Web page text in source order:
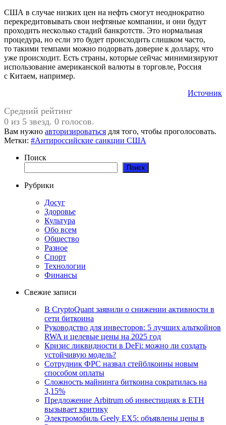
США в случае низких цен на нефть смогут неоднократно
перекредитовывать свои нефтяные компании, и они будут
проходить несколько стадий банкротств. Это нормальная
процедура, но если это будет происходить слишком часто,
то такими темпами можно подорвать доверие к доллару, что
уже происходит. Есть страны, которые сейчас минимизируют
использование американской валюты в торговле, Россия
с Китаем, например.
Источник
Средний рейтинг
0 из 5 звезд. 0 голосов.
Вам нужно авторизироваться для того, чтобы проголосовать.
Метки: #Антироссийские санкции США
Поиск
Поиск
Рубрики
Досуг
Здоровье
Культура
Обо всем
Общество
Разное
Спорт
Технологии
Финансы
Свежие записи
В CryptoQuant заявили о снижении активности в
сети биткоина
Руководство для инвесторов: 5 лучших альткойнов
RWA и целевые цены на 2025 год
Кризис ликвидности в DeFi: можно ли создать
устойчивую модель?
Сотрудник ФРС назвал стейблкоины новым
способом оплаты
Сложность майнинга биткоина сократилась на
3,15%
Предложение Arbitrum об инвестициях в ETH
вызывает критику
Электромобиль Geely EX5: объявлены цены в